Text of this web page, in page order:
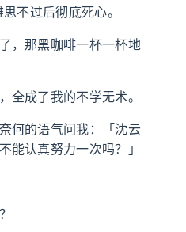
不过后彻底死心。
，那黑咖啡一杯一杯地
全成了我的不学无术。
何的语气问我：「沈云
能认真努力一次吗？」